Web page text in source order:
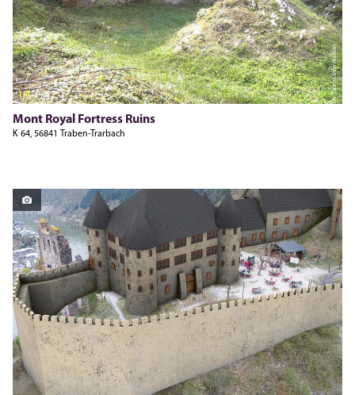
Tourist-Information
Mont Royal Fortress Ruins
K 64, 56841 Traben-Trarbach